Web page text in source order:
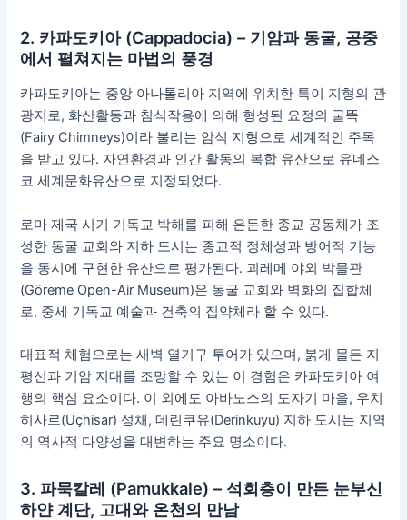
2. 카파도키아 (Cappadocia) – 기암과 동굴, 공중
에서 펼쳐지는 마법의 풍경
카파도키아는 중앙 아나톨리아 지역에 위치한 특이 지형의 관
광지로, 화산활동과 침식작용에 의해 형성된 요정의 굴뚝
(Fairy Chimneys)이라 불리는 암석 지형으로 세계적인 주목
을 받고 있다. 자연환경과 인간 활동의 복합 유산으로 유네스
코 세계문화유산으로 지정되었다.
로마 제국 시기 기독교 박해를 피해 은둔한 종교 공동체가 조
성한 동굴 교회와 지하 도시는 종교적 정체성과 방어적 기능
을 동시에 구현한 유산으로 평가된다. 괴레메 야외 박물관
(Göreme Open-Air Museum)은 동굴 교회와 벽화의 집합체
로, 중세 기독교 예술과 건축의 집약체라 할 수 있다.
대표적 체험으로는 새벽 열기구 투어가 있으며, 붉게 물든 지
평선과 기암 지대를 조망할 수 있는 이 경험은 카파도키아 여
행의 핵심 요소이다. 이 외에도 아바노스의 도자기 마을, 우치
히사르(Uçhisar) 성채, 데린쿠유(Derinkuyu) 지하 도시는 지역
의 역사적 다양성을 대변하는 주요 명소이다.
3. 파묵칼레 (Pamukkale) – 석회층이 만든 눈부신
하얀 계단, 고대와 온천의 만남